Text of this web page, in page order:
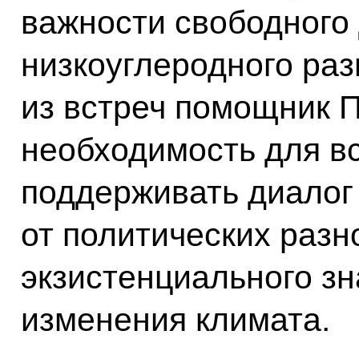
важности
низкоуглеродного
из встреч помощник
необходимость для
поддерживать
от политических
экзистенциального
изменения климата.